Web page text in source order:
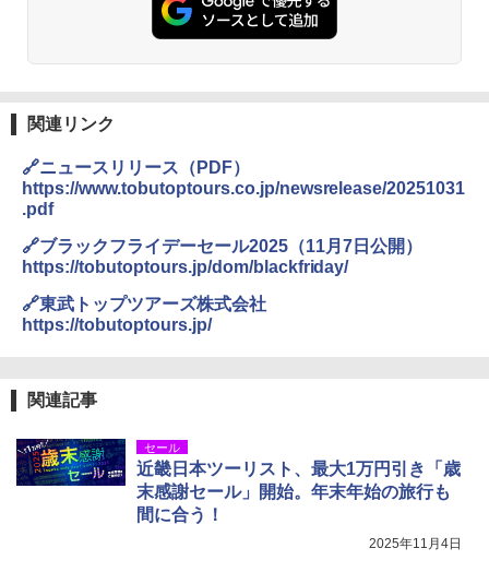
ァキア 2026～2027 地球の歩き方A ヨーロッ
パ
￥2,277
ト プライバシー テント 【中が透けない】 1
人用 折りたたみ 防災グッズ 災害用トイレ ビ
ーチ ピクニック ポップアップテント 携帯 簡
易 トイレテント (グレー)
ENDLESS BASE 《めざましテレビで紹介》
テント ワンタッチ RENEW 幅200 2-3人用 43
500002(88859)
￥5,999
[キャンパーズコレクション 山善] 傘みたいに
広げるだけ パッとサッとテント ブラックコ
[キャンパーズコレクション 山善] 傘みたいに
広げるだけ パッとサッとテント キューブワ
イド ブラックコーティング フルクローズ メ
ッシュ 4人用 簡単設置 ポップアップテント P
GRANDOOR ステンレス保冷剤 2個セット 2
026リニューアル 急速冷凍 空間倍増 衛生的
BUNDOK(バンドック)ソロ ドーム 1 EX BDK
-08EX カーキ ソロキャンプ ポリエステル フ
￥-
DEWEL パラソル 大型 ビーチ アウトドアパ
ポインターライト 強力 小型 緑色/赤色/青紫色
USB充電式 高精度 超長距離照射 長時間使用
可能 安全ロック付き 高安全性 金属製耐久 コ
ンパクト多機能設計 持ち運び便利 アウトド
関連リンク
🔗ニュースリリース（PDF）
https://www.tobutoptours.co.jp/newsrelease/20251031
.pdf
🔗ブラックフライデーセール2025（11月7日公開）
https://tobutoptours.jp/dom/blackfriday/
🔗東武トップツアーズ株式会社
https://tobutoptours.jp/
関連記事
セール
近畿日本ツーリスト、最大1万円引き「歳
末感謝セール」開始。年末年始の旅行も
間に合う！
2025年11月4日